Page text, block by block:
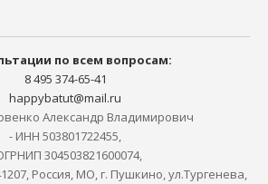
по всем вопросам:
8 495 374-65-41
happybatut@mail.ru
Александр Владимирович
- ИНН 503801722455,
304503821600074,
Россия, МО, г. Пушкино, ул.Тургенева,